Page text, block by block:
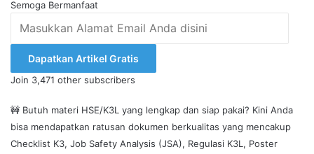
Semoga Bermanfaat
Alamat
Anda
disini
Dapatkan Artikel Gratis
Join 3,471 other subscribers
🚧 Butuh materi HSE/K3L yang lengkap dan siap pakai? Kini Anda
bisa mendapatkan ratusan dokumen berkualitas yang mencakup
Checklist K3, Job Safety Analysis (JSA), Regulasi K3L, Poster